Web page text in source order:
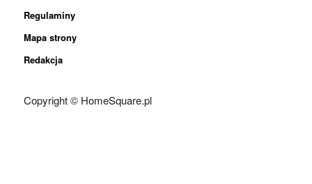
Regulaminy
Mapa strony
Redakcja
Copyright © HomeSquare.pl